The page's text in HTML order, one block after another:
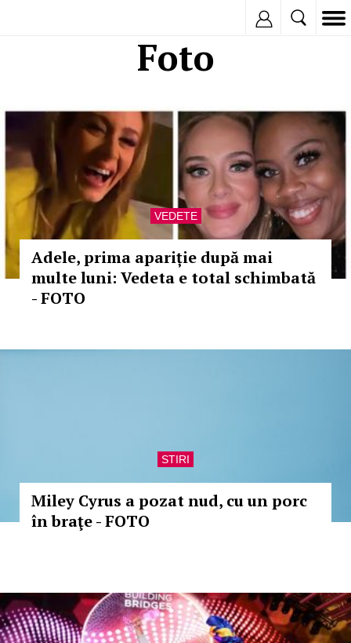
Foto
VEDETE
Adele, prima apariție după mai
multe luni: Vedeta e total schimbată
- FOTO
STIRI
Miley Cyrus a pozat nud, cu un porc
în braţe - FOTO